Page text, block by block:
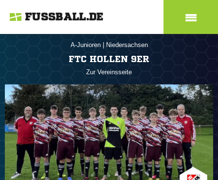
FUSSBALL.DE
A-Junioren Niedersachsen
FTC HOLLEN 9ER
Zur Vereinsseite